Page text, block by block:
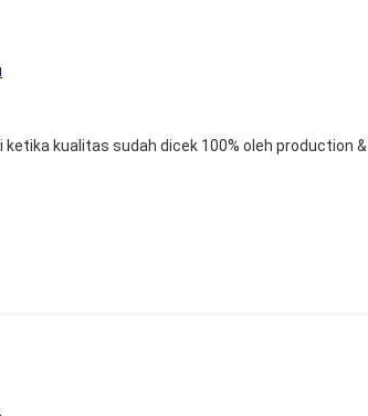
kualitas sudah dicek 100% oleh production